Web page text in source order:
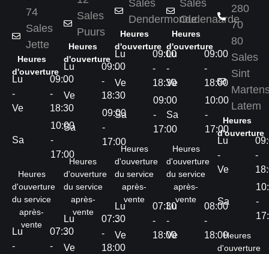
74
Sales
Jette
Heures
d'ouverture
Lu
-
Ve
09:00
-
18:30
Sa
10:00
-
17:00
Heures
d'ouverture
du service
après-
vente
Lu
-
07:30
-
Sales
Puurs
Heures
d'ouverture
Lu
-
Ve
09:00
-
18:30
Sa
09:00
-
17:00
Heures
d'ouverture
du service
après-
vente
Lu
-
Ve
07:30
-
18:00
Sales
Dendermonde
Heures
d'ouverture
Lu
-
Ve
09:00
-
18:30
Sa
09:00
-
17:00
Heures
d'ouverture
du service
après-
vente
Lu
-
Ve
07:30
-
18:00
Sales
Oudenaarde
Heures
d'ouverture
Lu
-
Ve
09:00
-
18:00
Sa
10:00
-
17:00
Heures
d'ouverture
du service
après-
vente
Lu
-
Ve
08:00
-
18:00
280
70
80
Sales
Sint
Latem
Heures
d'ouverture
Lu
-
Ve
-
Sa
-
Heures
d'ouverture